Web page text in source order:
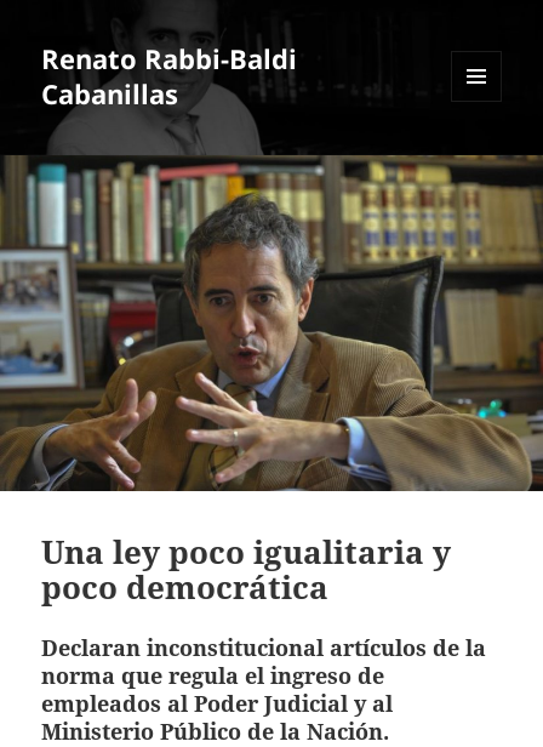
Renato Rabbi-Baldi
Cabanillas
WIDGETS
Una ley poco igualitaria y
poco democrática
Declaran inconstitucional artículos de la
norma que regula el ingreso de
empleados al Poder Judicial y al
Ministerio Público de la Nación.